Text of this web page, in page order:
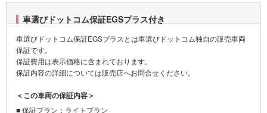
車選びドットコム保証EGSプラス付き
車選びドットコム保証EGSプラスとは車選びドットコム独自の販売車両
保証です。
保証費用は表示価格に含まれております。
保証内容の詳細については販売店へお問合せください。
＜この車両の保証内容＞
■ 保証プラン：ライトプラン